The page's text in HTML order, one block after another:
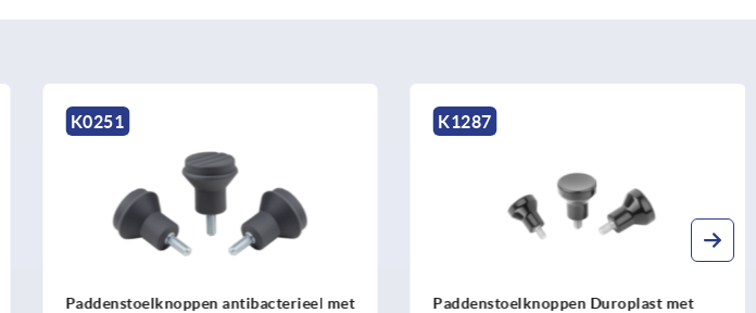
K1287
Paddenstoelknoppen Duroplast met
K0251
Paddenstoelknoppen antibacterieel met